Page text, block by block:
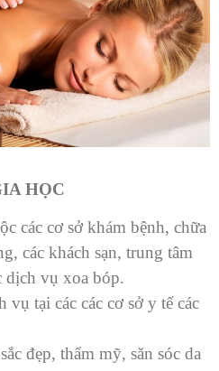
HỌC
các cơ sở khám bệnh, chữa
các khách sạn, trung tâm
dịch vụ xoa bóp.
tại các các cơ sở y tế các
đẹp, thẩm mỹ, săn sóc da